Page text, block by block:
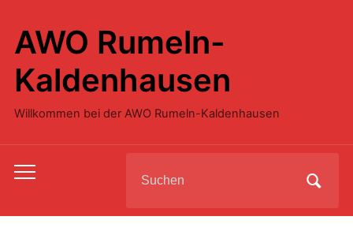
AWO Rumeln-
Kaldenhausen
Willkommen bei der AWO Rumeln-Kaldenhausen
Toggle
menu
for: